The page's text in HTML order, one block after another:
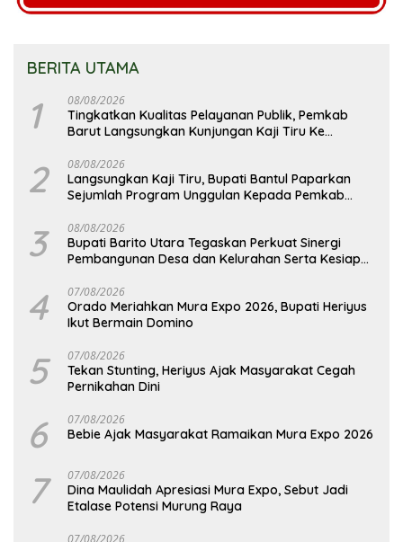
BERITA UTAMA
1 08/08/2026
Tingkatkan Kualitas Pelayanan Publik, Pemkab
Barut Langsungkan Kunjungan Kaji Tiru Ke
2 08/08/2026
Langsungkan Kaji Tiru, Bupati Bantul Paparkan
Sejumlah Program Unggulan Kepada Pemkab
3 08/08/2026
Bupati Barito Utara Tegaskan Perkuat Sinergi
Pembangunan Desa dan Kelurahan Serta Kesiapan
4 07/08/2026
Orado Meriahkan Mura Expo 2026, Bupati Heriyus
Ikut Bermain Domino
5 07/08/2026
Tekan Stunting, Heriyus Ajak Masyarakat Cegah
Pernikahan Dini
6 07/08/2026
Bebie Ajak Masyarakat Ramaikan Mura Expo 2026
7 07/08/2026
Dina Maulidah Apresiasi Mura Expo, Sebut Jadi
Etalase Potensi Murung Raya